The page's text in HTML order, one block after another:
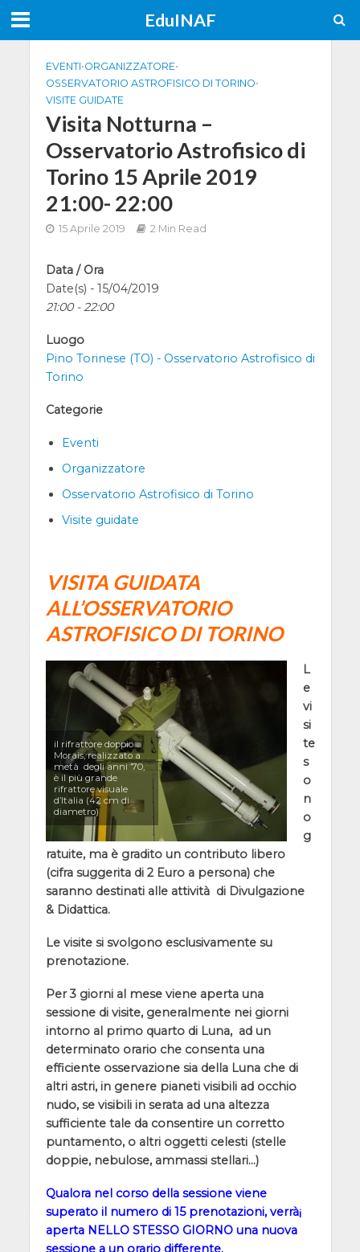
EduINAF
EVENTI•ORGANIZZATORE•
OSSERVATORIO ASTROFISICO DI TORINO•
VISITE GUIDATE
Visita Notturna –
Osservatorio Astrofisico di
Torino 15 Aprile 2019
21:00- 22:00
15 Aprile 2019 2 Min Read
Data / Ora
Date(s) - 15/04/2019
21:00 - 22:00
Luogo
Pino Torinese (TO) - Osservatorio Astrofisico di
Torino
Categorie
Eventi
Organizzatore
Osservatorio Astrofisico di Torino
Visite guidate
VISITA GUIDATA
ALL’OSSERVATORIO
ASTROFISICO DI TORINO
il rifrattore doppio
Morais, realizzato a
metà degli anni ’70,
è il più grande
rifrattore visuale
d’Italia (42 cm di
diametro)
L
e
vi
si
te
s
o
n
o
g
ratuite, ma è gradito un contributo libero
(cifra suggerita di 2 Euro a persona) che
saranno destinati alle attività di Divulgazione
& Didattica.
Le visite si svolgono esclusivamente su
prenotazione.
Per 3 giorni al mese viene aperta una
sessione di visite, generalmente nei giorni
intorno al primo quarto di Luna, ad un
determinato orario che consenta una
efficiente osservazione sia della Luna che di
altri astri, in genere pianeti visibili ad occhio
nudo, se visibili in serata ad una altezza
sufficiente tale da consentire un corretto
puntamento, o altri oggetti celesti (stelle
doppie, nebulose, ammassi stellari…)
Qualora nel corso della sessione viene
superato il numero di 15 prenotazioni, verrà¡
aperta NELLO STESSO GIORNO una nuova
sessione a un orario differente.